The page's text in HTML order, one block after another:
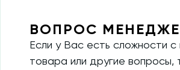
ВОПРОС
Если у Вас есть сложности
товара или другие вопросы,